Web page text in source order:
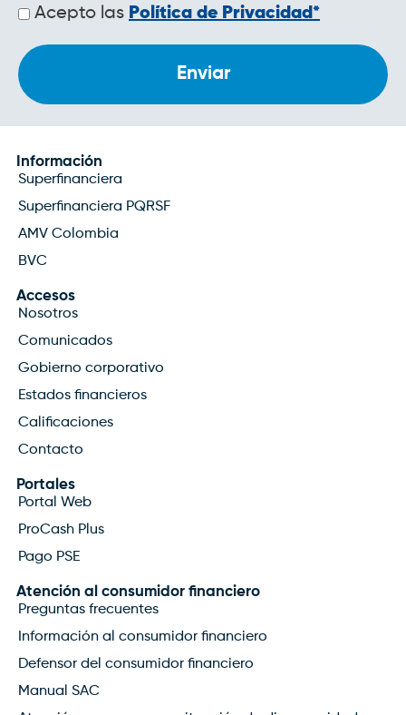
Políticas
de
Acepto las Política de Privacidad*
Información
Superfinanciera
Superfinanciera PQRSF
AMV Colombia
BVC
Accesos
Nosotros
Comunicados
Gobierno corporativo
Estados financieros
Calificaciones
Contacto
Portales
Portal Web
ProCash Plus
Pago PSE
Atención al consumidor financiero
Preguntas frecuentes
Información al consumidor financiero
Defensor del consumidor financiero
Manual SAC